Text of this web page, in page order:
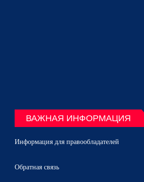
ВАЖНАЯ ИНФОРМАЦИЯ
Информация для правообладателей
Обратная связь